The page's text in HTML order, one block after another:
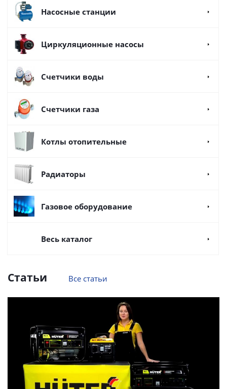
Насосные станции
Циркуляционные насосы
Счетчики воды
Счетчики газа
Котлы отопительные
Радиаторы
Газовое оборудование
Весь каталог
Статьи Все статьи